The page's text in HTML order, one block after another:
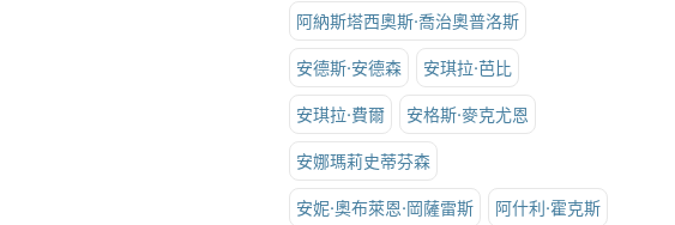
阿納斯塔西奧斯·喬治奧普洛斯
安德斯·安德森 安琪拉·芭比
安琪拉·費爾 安格斯·麥克尤恩
安娜瑪莉史蒂芬森
安妮·奧布萊恩·岡薩雷斯 阿什利·霍克斯